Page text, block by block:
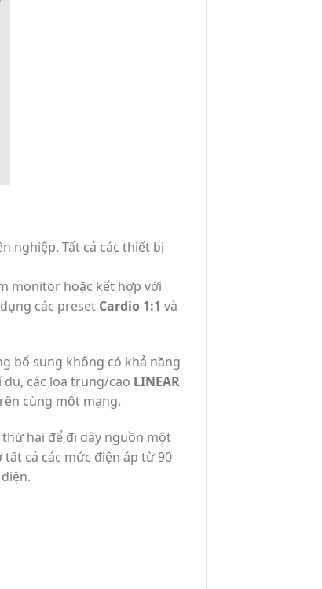
nghiệp. Tất cả các thiết bị
monitor hoặc kết hợp với
các preset Cardio 1:1 và
bổ sung không có khả năng
dụ, các loa trung/cao LINEAR
cùng một mạng.
thứ hai để đi dây nguồn một
cả các mức điện áp từ 90